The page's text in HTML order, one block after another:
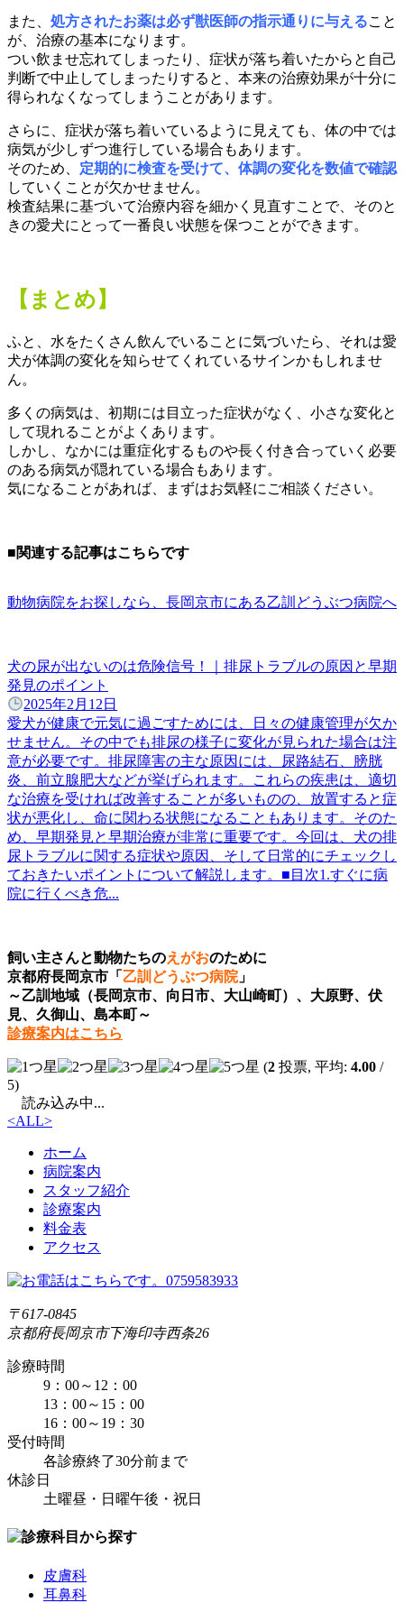
また、 処方されたお薬は必ず獣医師の指示通りに与えること
が、治療の基本になります。
つい飲ませ忘れてしまったり、症状が落ち着いたからと自己
判断で中止してしまったりすると、本来の治療効果が十分に
得られなくなってしまうことがあります。
さらに、症状が落ち着いているように見えても、体の中では
病気が少しずつ進行している場合もあります。
そのため、 定期的に検査を受けて、体調の変化を数値で確認
していくことが欠かせません。
検査結果に基づいて治療内容を細かく見直すことで、そのと
きの愛犬にとって一番良い状態を保つことができます。
【まとめ】
ふと、水をたくさん飲んでいることに気づいたら、それは愛
犬が体調の変化を知らせてくれているサインかもしれませ
ん。
多くの病気は、初期には目立った症状がなく、小さな変化と
して現れることがよくあります。
しかし、なかには重症化するものや長く付き合っていく必要
のある病気が隠れている場合もあります。
気になることがあれば、まずはお気軽にご相談ください。
■関連する記事はこちらです
動物病院をお探しなら、長岡京市にある乙訓どうぶつ病院へ
犬の尿が出ないのは危険信号！｜排尿トラブルの原因と早期
発見のポイント
2025年2月12日
愛犬が健康で元気に過ごすためには、日々の健康管理が欠か
せません。その中でも排尿の様子に変化が見られた場合は注
意が必要です。排尿障害の主な原因には、尿路結石、膀胱
炎、前立腺肥大などが挙げられます。これらの疾患は、適切
な治療を受ければ改善することが多いものの、放置すると症
状が悪化し、命に関わる状態になることもあります。そのた
め、早期発見と早期治療が非常に重要です。今回は、犬の排
尿トラブルに関する症状や原因、そして日常的にチェックし
ておきたいポイントについて解説します。■目次1.すぐに病
院に行くべき危...
飼い主さんと動物たちのえがおのために
京都府長岡京市「 乙訓どうぶつ病院」
～乙訓地域（長岡京市、向日市、大山崎町）、大原野、伏
見、久御山、島本町～
診療案内はこちら
(2 投票, 平均: 4.00 /
5)
読み込み中...
<ALL>
ホーム
病院案内
スタッフ紹介
診療案内
料金表
アクセス
〒617-0845
京都府長岡京市下海印寺西条26
診療時間
9：00～12：00
13：00～15：00
16：00～19：30
受付時間
各診療終了30分前まで
休診日
土曜昼・日曜午後・祝日
皮膚科
耳鼻科